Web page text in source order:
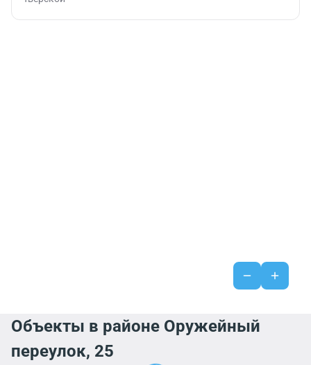
Объекты в районе Оружейный
переулок, 25